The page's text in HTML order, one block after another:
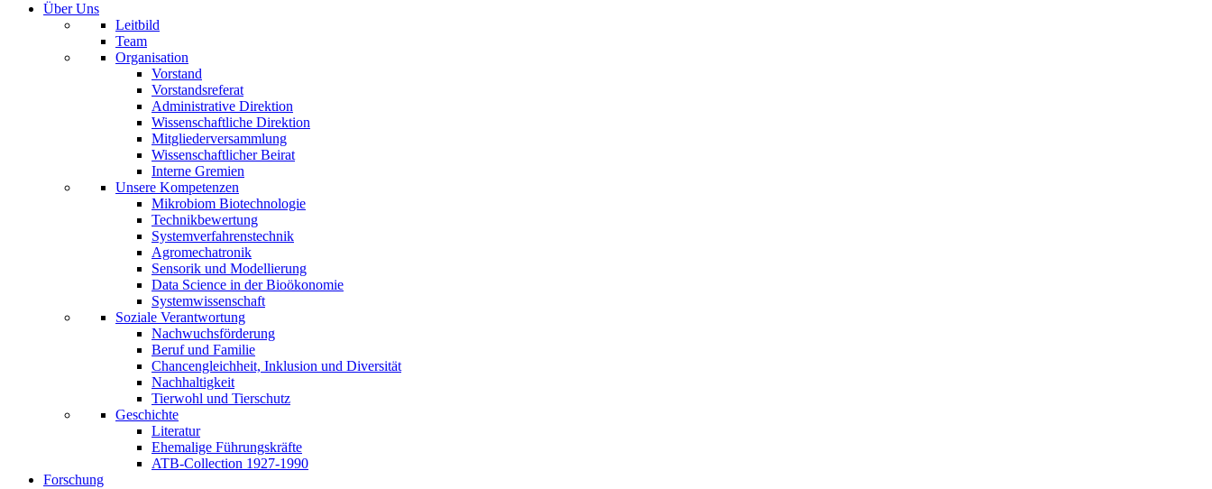
Über Uns
Leitbild
Team
Organisation
Vorstand
Vorstandsreferat
Administrative Direktion
Wissenschaftliche Direktion
Mitgliederversammlung
Wissenschaftlicher Beirat
Interne Gremien
Unsere Kompetenzen
Mikrobiom Biotechnologie
Technikbewertung
Systemverfahrenstechnik
Agromechatronik
Sensorik und Modellierung
Data Science in der Bioökonomie
Systemwissenschaft
Soziale Verantwortung
Nachwuchsförderung
Beruf und Familie
Chancengleichheit, Inklusion und Diversität
Nachhaltigkeit
Tierwohl und Tierschutz
Geschichte
Literatur
Ehemalige Führungskräfte
ATB-Collection 1927-1990
Forschung